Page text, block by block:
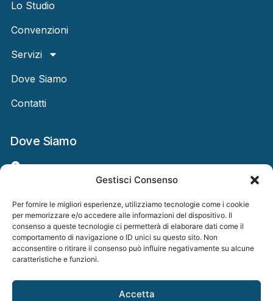
Gestisci Consenso
Per fornire le migliori esperienze, utilizziamo tecnologie come i cookie
per memorizzare e/o accedere alle informazioni del dispositivo. Il
consenso a queste tecnologie ci permetterà di elaborare dati come il
comportamento di navigazione o ID unici su questo sito. Non
acconsentire o ritirare il consenso può influire negativamente su alcune
caratteristiche e funzioni.
Accetta
Lo Studio
Convenzioni
Servizi
Dove Siamo
Contatti
Dove Siamo
Email: info@studiodentisticoschiavone.it
©Copyright 2026 - Studio Dentistico Dr. Giuseppe Schiavone . All
Cookie Policy| P.iva 03332350614 - Via Cavour